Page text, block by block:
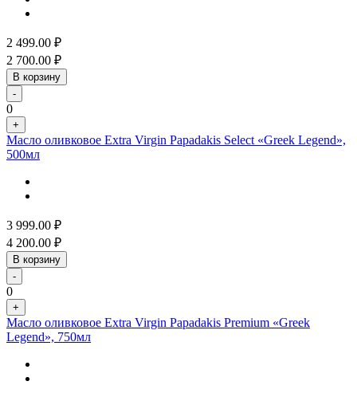
2 499.00 ₽
2 700.00 ₽
В корзину
-
0
+
Масло оливковое Extra Virgin Papadakis Select «Greek Legend»,
500мл
3 999.00 ₽
4 200.00 ₽
В корзину
-
0
+
Масло оливковое Extra Virgin Papadakis Premium «Greek
Legend», 750мл